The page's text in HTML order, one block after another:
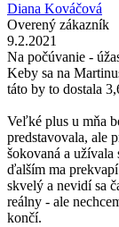
Diana Kováčová
Overený zákazník
9.2.2021
Na počúvanie -
Keby sa na
táto by to dostala
Veľké plus u mňa
predstavovala, ale
šokovaná a
ďalším ma
skvelý a nevidí sa
reálny - ale
končí.